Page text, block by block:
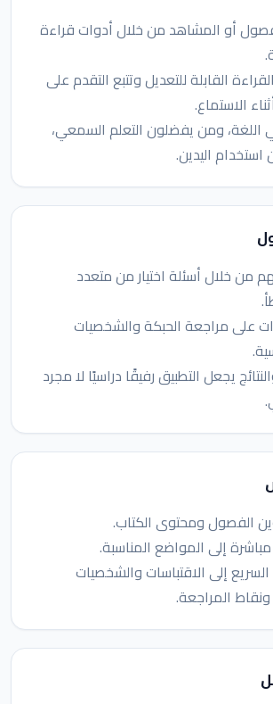
أو المشاهد من خلال أدوات قراءة
القابلة للتعديل وتتبع التقدم على
الاستماع.
اللغة، ومن يفضلون التعلم السمعي،
استخدام اليدين.
من خلال أسئلة اختيار من متعدد
على مراجعة الحبكة والشخصيات
يجعل التطبيق رفيقًا دراسيًا لا مجرد
الفصول ومحتوى الكتاب.
مباشرة إلى المواضع المناسبة.
إلى الاقتباسات والشخصيات
المراجعة.